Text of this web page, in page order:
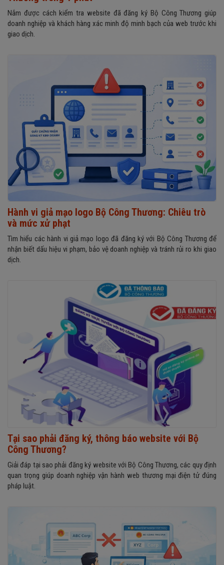
Nắm được cách kiểm tra website đã đăng ký Bộ Công Thương giúp
doanh nghiệp và khách hàng xác minh độ minh bạch của web trước khi
giao dịch.
Hành vi giả mạo logo Bộ Công Thương: Chiêu trò
và mức xử phạt
Tìm hiểu các hành vi giả mạo logo đã đăng ký với Bộ Công Thương để
nhận biết dấu hiệu vi phạm, bảo vệ doanh nghiệp và tránh rủi ro khi giao
dịch.
Tại sao phải đăng ký, thông báo website với Bộ
Công Thương?
Giải đáp tại sao phải đăng ký website với Bộ Công Thương, các quy định
quan trọng giúp doanh nghiệp vận hành web thương mại điện tử đúng
pháp luật.